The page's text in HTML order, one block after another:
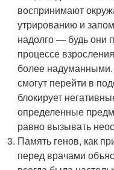
воспринимают
утрированию и
надолго — будь они
процессе
более
смогут перейти в
блокирует
определенные
равно вызывать
Память генов, как
перед врачами